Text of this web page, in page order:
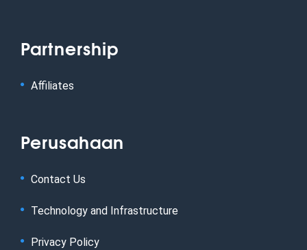
Partnership
Affiliates
Perusahaan
Contact Us
Technology and Infrastructure
Privacy Policy